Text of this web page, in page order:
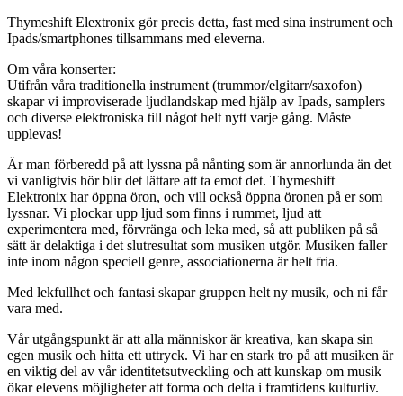
Thymeshift Elextronix gör precis detta, fast med sina instrument och
Ipads/smartphones tillsammans med eleverna.
Om våra konserter:
Utifrån våra traditionella instrument (trummor/elgitarr/saxofon)
skapar vi improviserade ljudlandskap med hjälp av Ipads, samplers
och diverse elektroniska till något helt nytt varje gång. Måste
upplevas!
Är man förberedd på att lyssna på nånting som är annorlunda än det
vi vanligtvis hör blir det lättare att ta emot det. Thymeshift
Elektronix har öppna öron, och vill också öppna öronen på er som
lyssnar. Vi plockar upp ljud som finns i rummet, ljud att
experimentera med, förvränga och leka med, så att publiken på så
sätt är delaktiga i det slutresultat som musiken utgör. Musiken faller
inte inom någon speciell genre, associationerna är helt fria.
Med lekfullhet och fantasi skapar gruppen helt ny musik, och ni får
vara med.
Vår utgångspunkt är att alla människor är kreativa, kan skapa sin
egen musik och hitta ett uttryck. Vi har en stark tro på att musiken är
en viktig del av vår identitetsutveckling och att kunskap om musik
ökar elevens möjligheter att forma och delta i framtidens kulturliv.